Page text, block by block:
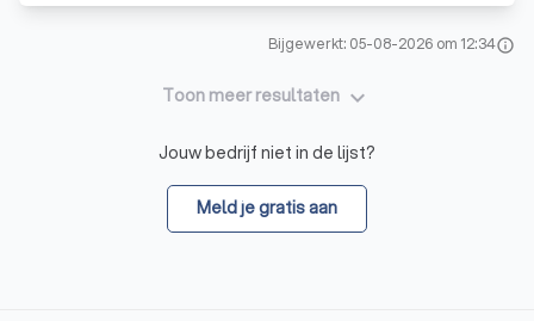
Bijgewerkt: 05-08-2026 om 12:34info
Toon meer resultaten keyboard_arrow_down
Jouw bedrijf niet in de lijst?
Meld je gratis aan